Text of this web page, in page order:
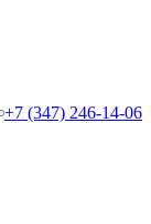
+7 (347) 246-14-06